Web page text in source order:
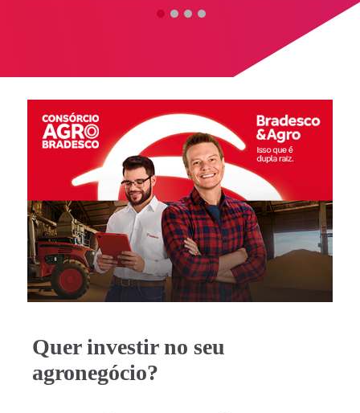
Quer investir no seu
agronegócio?